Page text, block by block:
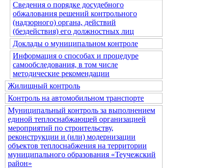
Сведения о порядке досудебного
обжалования решений контрольного
(надзорного) органа, действий
(бездействия) его должностных лиц
Доклады о муниципальном контроле
Информация о способах и процедуре
самообследования, в том числе
методические рекомендации
Жилищный контроль
Контроль на автомобильном транспорте
Муниципальный контроль за выполнением
единой теплоснабжающей организацией
мероприятий по строительству,
реконструкции и (или) модернизации
объектов теплоснабжения на территории
муниципального образования «Теучежский
район»